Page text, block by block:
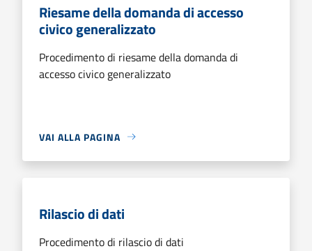
Riesame della domanda di accesso
civico generalizzato
Procedimento di riesame della domanda di
accesso civico generalizzato
VAI ALLA PAGINA
Rilascio di dati
Procedimento di rilascio di dati